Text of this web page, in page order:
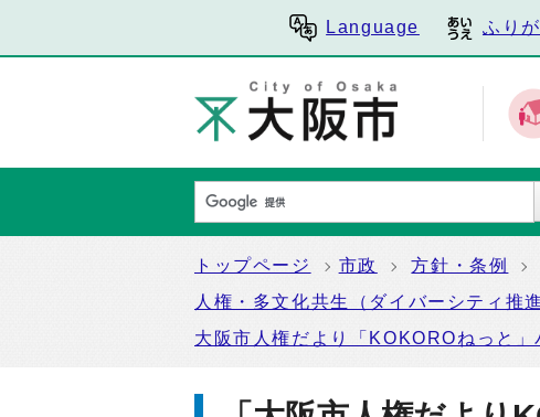
Language ふり
トップページ 市政 方針・条例
人権・多文化共生（ダイバーシティ推進
大阪市人権だより「KOKOROねっと」